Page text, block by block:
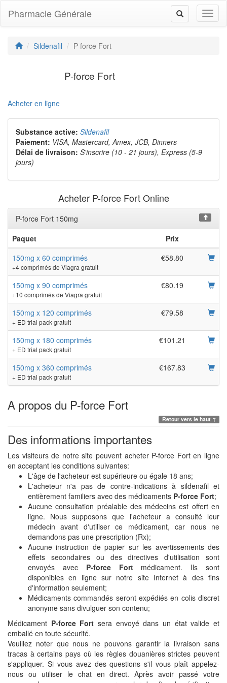
Toggle
navigation
Pharmacie Générale
Sildenafil P-force Fort
P-force Fort
Acheter en ligne
Substance active: Sildenafil
Paiement: VISA, Mastercard, Amex, JCB, Dinners
Délai de livraison: S'inscrire (10 - 21 jours), Express (5-9
jours)
Acheter P-force Fort Online
P-force Fort 150mg
Paquet
Prix
150mg x 60 comprimés
+4 comprimés de Viagra gratuit
€58.80
150mg x 90 comprimés
+10 comprimés de Viagra gratuit
€80.19
150mg x 120 comprimés
+ ED trial pack gratuit
€79.58
150mg x 180 comprimés
+ ED trial pack gratuit
€101.21
150mg x 360 comprimés
+ ED trial pack gratuit
€167.83
A propos du P-force Fort
Retour vers le haut ↑
Des informations importantes
Les visiteurs de notre site peuvent acheter P-force Fort en ligne
en acceptant les conditions suivantes:
L'âge de l'acheteur est supérieure ou égale 18 ans;
L'acheteur n'a pas de contre-indications à sildenafil et
entièrement familiers avec des médicaments P-force Fort;
Aucune consultation préalable des médecins est offert en
ligne. Nous supposons que l'acheteur a consulté leur
médecin avant d'utiliser ce médicament, car nous ne
demandons pas une prescription (Rx);
Aucune instruction de papier sur les avertissements des
effets secondaires ou des directives d'utilisation sont
envoyés avec P-force Fortmédicament. Ils sont
disponibles en ligne sur notre site Internet à des fins
d'information seulement;
Médicaments commandés seront expédiés en colis discret
anonyme sans divulguer son contenu;
Médicament P-force Fort sera envoyé dans un état valide et
emballé en toute sécurité.
Veuillez noter que nous ne pouvons garantir la livraison sans
tracas à certains pays où les règles douanières strictes peuvent
s'appliquer. Si vous avez des questions s'il vous plaît appelez-
nous ou utiliser le chat en direct. Après avoir passé votre